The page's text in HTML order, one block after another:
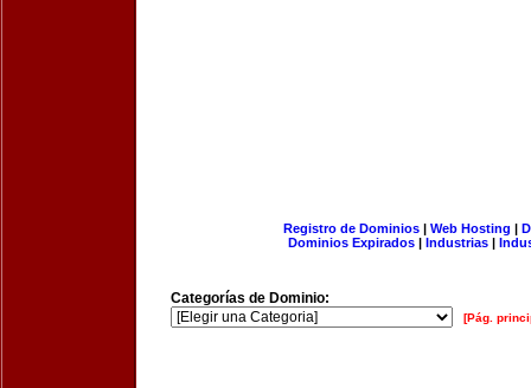
Registro de Dominios| Web Hosting |
Dominios Expirados | Industrias |
Categorías de Dominio:
[Pág.